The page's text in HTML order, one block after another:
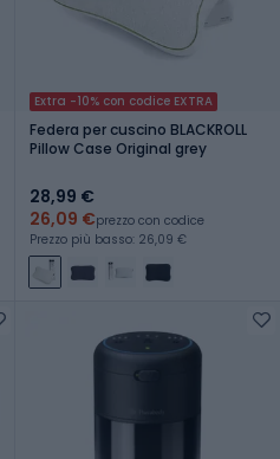
Extra -10% con codice EXTRA
Federa per cuscino BLACKROLL
Pillow Case Original grey
28,99 €
26,09 €prezzo con codice
Prezzo più basso: 26,09 €